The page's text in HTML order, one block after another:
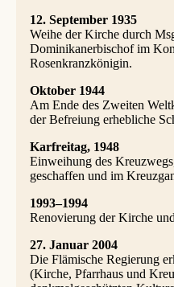
12. September 1935
Weihe der Kirche durch
Dominikanerbischof im
Rosenkranzkönigin.
Oktober 1944
Am Ende des Zweiten
der Befreiung erhebliche
Karfreitag, 1948
Einweihung des
geschaffen und im
1993–1994
Renovierung der Kirche
27. Januar 2004
Die Flämische Regierung
(Kirche, Pfarrhaus und